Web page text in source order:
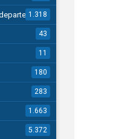
1.318
43
11
180
283
1.663
5.372